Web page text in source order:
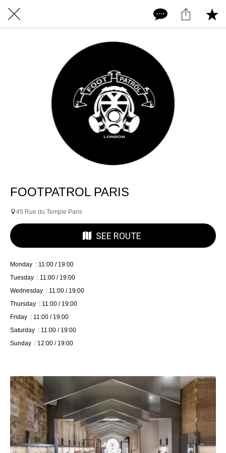
FOOTPATROL PARIS
45 Rue du Temple Paris
SEE ROUTE
Monday : 11:00 / 19:00
Tuesday : 11:00 / 19:00
Wednesday : 11:00 / 19:00
Thursday : 11:00 / 19:00
Friday : 11:00 / 19:00
Saturday : 11:00 / 19:00
Sunday : 12:00 / 19:00